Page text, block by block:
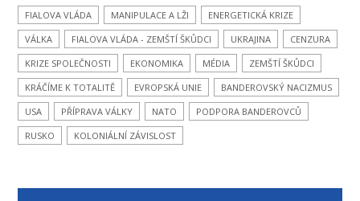
FIALOVA VLÁDA MANIPULACE A LŽI
ENERGETICKÁ KRIZE
VÁLKA
FIALOVA VLÁDA - ZEMŠTÍ ŠKŮDCI UKRAJINA
CENZURA
KRIZE SPOLEČNOSTI
EKONOMIKA MÉDIA
ZEMŠTÍ ŠKŮDCI
KRÁČÍME K TOTALITĚ
EVROPSKÁ UNIE
BANDEROVSKÝ NACIZMUS
USA
PŘÍPRAVA VÁLKY NATO
PODPORA BANDEROVCŮ
RUSKO
KOLONIÁLNÍ ZÁVISLOST